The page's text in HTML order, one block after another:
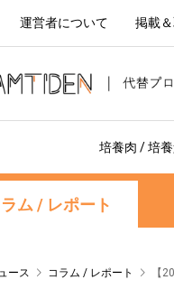
運営者について 掲載
培養肉 / 培養
ム / レポート
ース コラム / レポート 【